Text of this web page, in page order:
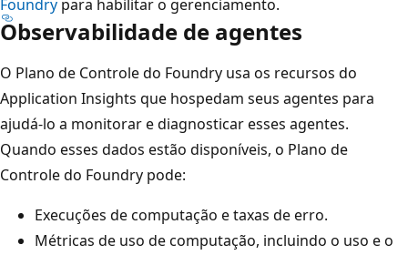
Foundry para habilitar o gerenciamento.
Observabilidade de agentes
O Plano de Controle do Foundry usa os recursos do
Application Insights que hospedam seus agentes para
ajudá-lo a monitorar e diagnosticar esses agentes.
Quando esses dados estão disponíveis, o Plano de
Controle do Foundry pode:
Execuções de computação e taxas de erro.
Métricas de uso de computação, incluindo o uso e o